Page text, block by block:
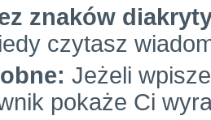
znaków
czytasz
Jeżeli
pokaże Ci